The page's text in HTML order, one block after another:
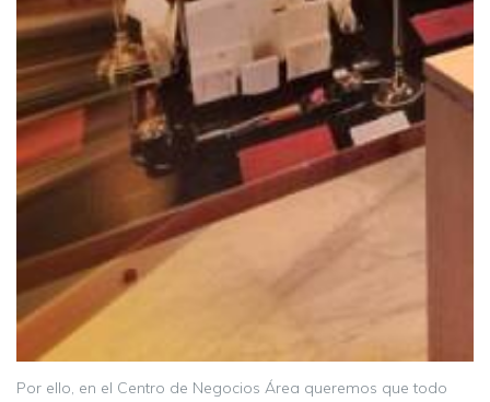
Por ello, en el Centro de Negocios Área queremos que todo